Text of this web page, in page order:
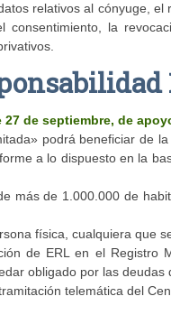
relativos al cónyuge,
consentimiento, la
27 de septiembre, de
podrá beneficiar de
a lo dispuesto en la
más de 1.000.000 de
física, cualquiera que
de ERL en el Registro
obligado por las
telemática del